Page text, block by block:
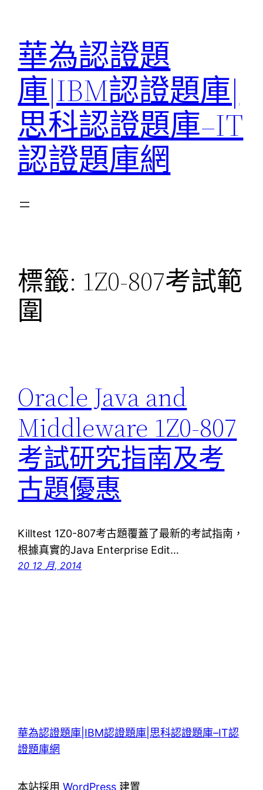
華為認證題
庫|IBM認證題庫|
思科認證題庫–IT
認證題庫網
標籤: 1Z0-807考試範
圍
Oracle Java and
Middleware 1Z0-807
考試研究指南及考
古題優惠
Killtest 1Z0-807考古題覆蓋了最新的考試指南，
根據真實的Java Enterprise Edit…
20 12 月, 2014
華為認證題庫|IBM認證題庫|思科認證題庫–IT認
證題庫網
本站採用WordPress 建置